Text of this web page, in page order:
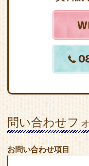
問い合わせフ
お問い合わせ項目